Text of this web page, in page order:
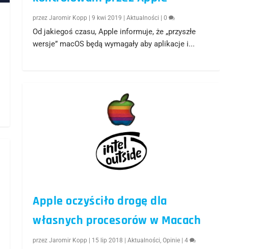
przezJaromir Kopp |9 kwi 2019 |Aktualności |0
Od jakiegoś czasu, Apple informuje, że „przyszłe
wersje” macOS będą wymagały aby aplikacje i...
Apple oczyściło drogę dla
własnych procesorów w Macach
przezJaromir Kopp 15 lip 2018 |Aktualności,Opinie |4